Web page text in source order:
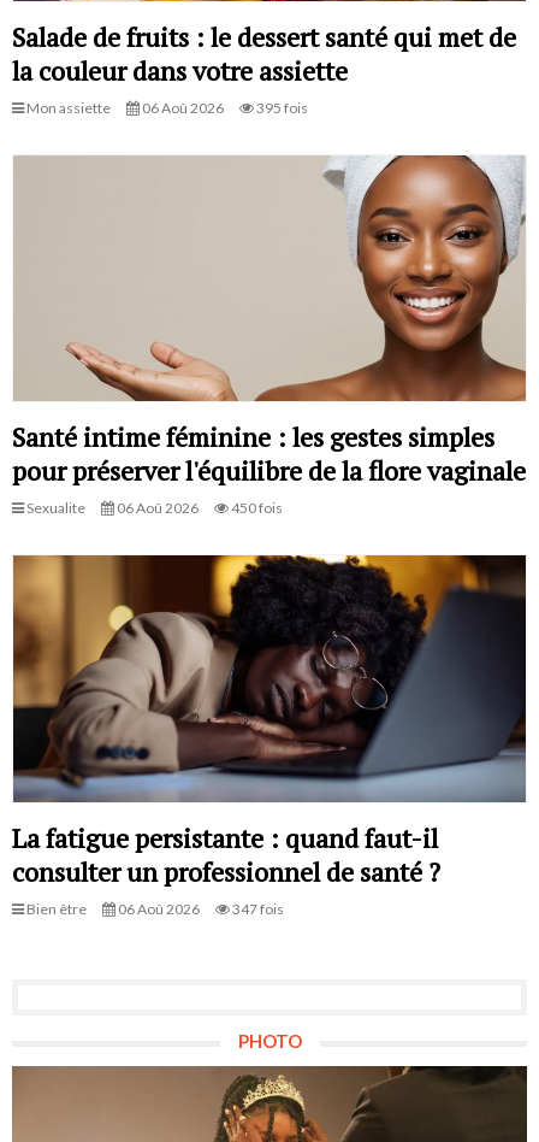
Salade de fruits : le dessert santé qui met de
la couleur dans votre assiette
Mon assiette 06 Aoû 2026 395 fois
Santé intime féminine : les gestes simples
pour préserver l'équilibre de la flore vaginale
Sexualite 06 Aoû 2026 450 fois
La fatigue persistante : quand faut-il
consulter un professionnel de santé ?
Bien être 06 Aoû 2026 347 fois
PHOTO